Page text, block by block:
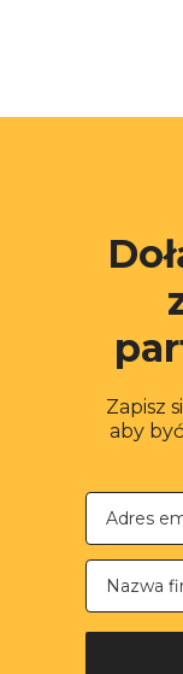
Zapisz
aby
Nazwa